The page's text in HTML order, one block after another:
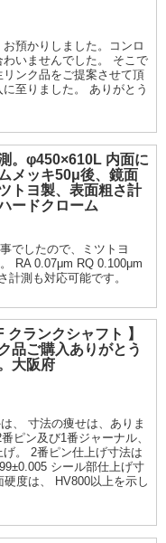
預かりしました。コンロ
いませんでした。 そこで
リンク品をご提案させて頂
至りました。 ありがとう
。φ450×610L 内面に
メッキ50μ後、鏡面
トヨ製、表面粗さ計
ードクローム
でしたので、ミツトヨ
RA 0.07μm RQ 0.100μm
計測も対応可能です。
クランクシャフト 】
品ご購入ありがとう
大阪府
、 寸法の痩せは、ありま
ピン及び1番ジャーナル、
。 2番ピン仕上げ寸法は
シール部仕上げ寸
度は、 HV800以上を示し